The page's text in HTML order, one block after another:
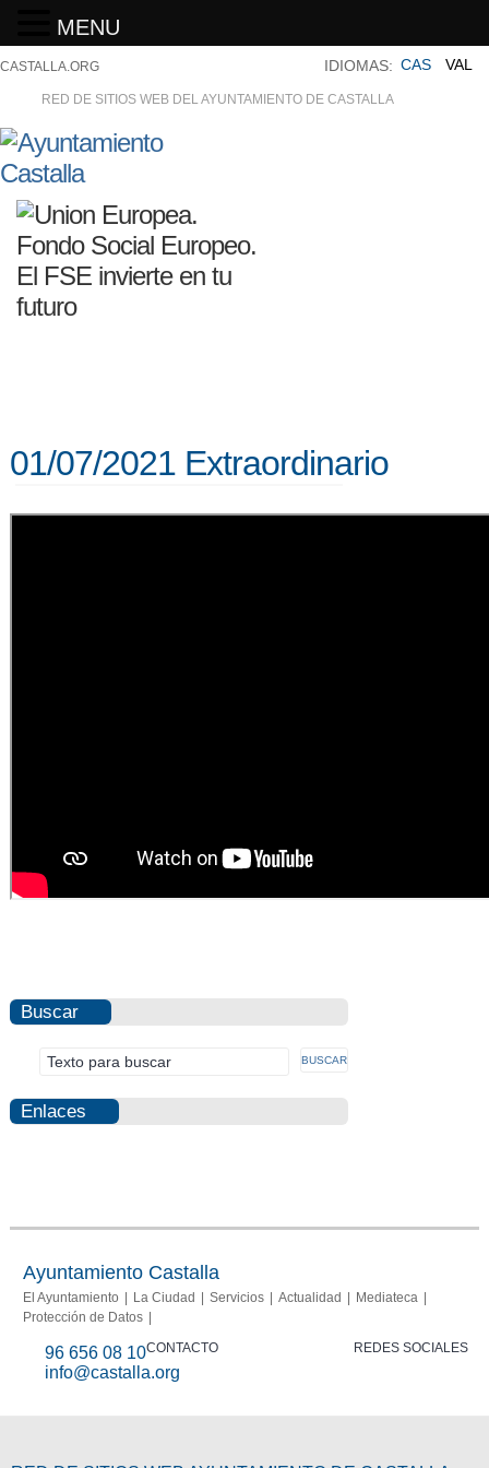
CASTALLA.ORG
RED DE SITIOS WEB DEL AYUNTAMIENTO DE CASTALLA
IDIOMAS: CAS VAL
01/07/2021 Extraordinario
Buscar
Enlaces
Photovoltaic
Fraud
Ayuntamiento Castalla
El Ayuntamiento La Ciudad Servicios Actualidad
Mediateca
Protección de Datos
CONTACTO
96 656 08 10
info@castalla.org
REDES SOCIALES
MENU